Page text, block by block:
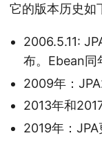
它的版本历史如
2006.5.11:
布。Ebean同
2009年：
2013年和
2019年：